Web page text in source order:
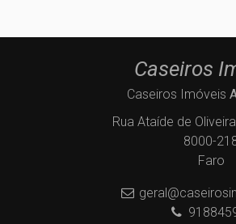
Caseiros
Caseiros Imóveis
Rua Ataíde de
8000-
Faro